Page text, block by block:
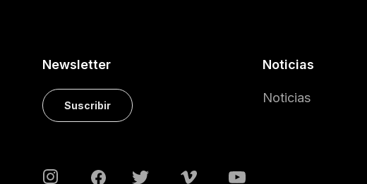
Newsletter
Suscribir
Noticias
Noticias